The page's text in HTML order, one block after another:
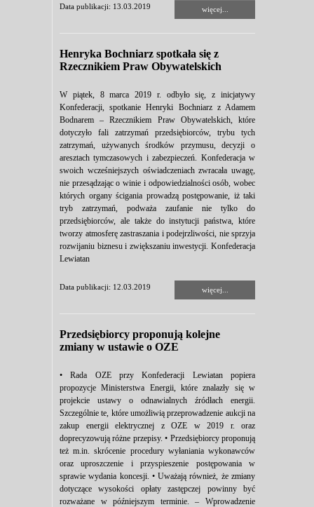
Data publikacji: 13.03.2019 więcej...
Henryka Bochniarz spotkała się z
Rzecznikiem Praw Obywatelskich
W piątek, 8 marca 2019 r. odbyło się, z inicjatywy
Konfederacji, spotkanie Henryki Bochniarz z Adamem
Bodnarem – Rzecznikiem Praw Obywatelskich, które
dotyczyło fali zatrzymań przedsiębiorców, trybu tych
zatrzymań, używanych środków przymusu, decyzji o
aresztach tymczasowych i zabezpieczeń. Konfederacja w
swoich wcześniejszych oświadczeniach zwracała uwagę,
nie przesądzając o winie i odpowiedzialności osób, wobec
których organy ścigania prowadzą postępowanie, iż taki
tryb zatrzymań, podważa zaufanie nie tylko do
przedsiębiorców, ale także do instytucji państwa, które
tworzy atmosferę zastraszania i podejrzliwości, nie sprzyja
rozwijaniu biznesu i zwiększaniu inwestycji. Konfederacja
Lewiatan
Data publikacji: 12.03.2019 więcej...
Przedsiębiorcy proponują kolejne
zmiany w ustawie o OZE
• Rada OZE przy Konfederacji Lewiatan popiera
propozycje Ministerstwa Energii, które znalazły się w
projekcie ustawy o odnawialnych źródłach energii.
Szczególnie te, które umożliwią przeprowadzenie aukcji na
zakup energii elektrycznej z OZE w 2019 r. oraz
doprecyzowują różne przepisy. • Przedsiębiorcy proponują
też m.in. skrócenie procedury wyłaniania wykonawców
oraz uproszczenie i przyspieszenie postępowania w
sprawie wydania koncesji. • Uważają również, że zmiany
dotyczące wysokości opłaty zastępczej powinny być
rozważane w późniejszym terminie. – Wprowadzenie